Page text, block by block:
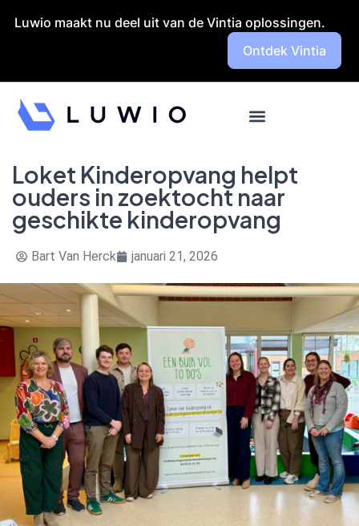
Luwio maakt nu deel uit van de Vintia oplossingen.
Ontdek Vintia
Loket Kinderopvang helpt
ouders in zoektocht naar
geschikte kinderopvang
Bart Van Herck januari 21, 2026